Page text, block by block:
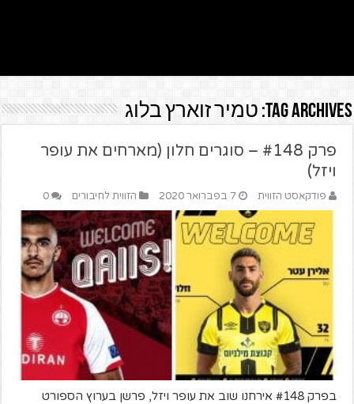
Tag Archives: טמיר זוארץ בלוג
פרק #148 – סוגרים חלון (מארחים את עופר
ויזל)
פודקאסט הזווית 7 בפברואר 2020 הזווית לחיבורים 0
בפרק #148 אירחנו שוב את עופר ויזל, פרשן בערוץ הספורט